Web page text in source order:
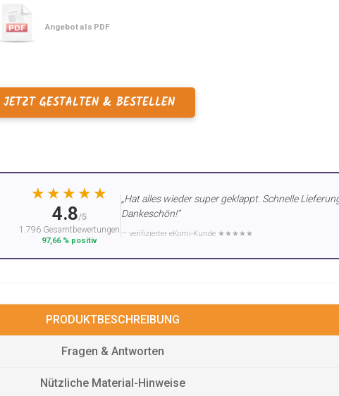
Angebot als PDF
JETZT GESTALTEN & BESTELLEN
★★★★★
4.8/5
1.796 Gesamtbewertungen
97,66 % positiv
„Hat alles wieder super geklappt. Schnelle
Dankeschön!“
— verifizierter eKomi-Kunde ★★★★★
PRODUKTBESCHREIBUNG
Fragen & Antworten
Nützliche Material-Hinweise